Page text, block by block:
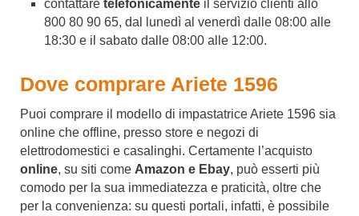
contattaretelefonicamente il servizio clienti allo
800 80 90 65, dal lunedì al venerdì dalle 08:00 alle
18:30 e il sabato dalle 08:00 alle 12:00.
Dove comprare Ariete 1596
Puoi comprare il modello di impastatrice Ariete 1596 sia
online che offline, presso store e negozi di
elettrodomestici e casalinghi. Certamente l’acquisto
online, su siti come Amazon e Ebay, può esserti più
comodo per la sua immediatezza e praticità, oltre che
per la convenienza: su questi portali, infatti, è possibile